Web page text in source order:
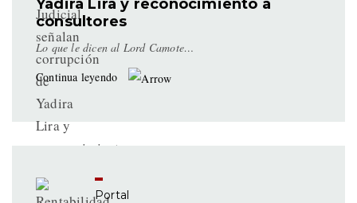
Yadira Lira y reconocimiento a
consultores
Lo que le dicen al Lord Camote…
Continua leyendo
Portal